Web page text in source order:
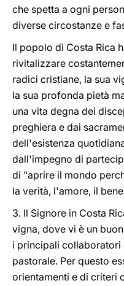
che spetta a ogni
diverse circostanze e
Il popolo di Costa Rica
rivitalizzare
radici cristiane, la sua
la sua profonda pietà
una vita degna dei
preghiera e dai
dell'esistenza
dall'impegno di
di "aprire il mondo
la verità, l'amore, il
3. Il Signore in Costa
vigna, dove vi è un
i principali collaboratori
pastorale. Per questo
orientamenti e di criteri